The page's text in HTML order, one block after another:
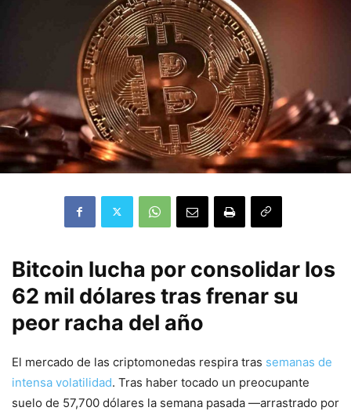
Bitcoin lucha por consolidar los
62 mil dólares tras frenar su
peor racha del año
El mercado de las criptomonedas respira tras semanas de
intensa volatilidad. Tras haber tocado un preocupante
suelo de 57,700 dólares la semana pasada —arrastrado por